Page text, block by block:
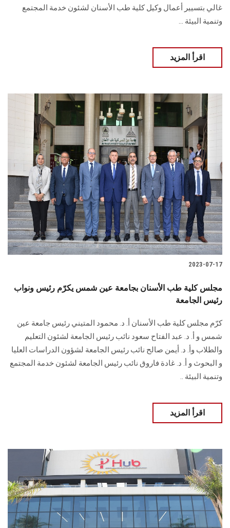
سجل الان
غالي بتسيير أعمال وكيل كلية طب الأسنان لشئون خدمة المجتمع
وتنمية البيئة ...
اقرأ المزيد
2023-07-17
مجلس كلية طب الأسنان بجامعة عين شمس يكرّم رئيس ونواب
رئيس الجامعة
كرّم مجلس كلية طب الأسنان أ. د. محمود المتيني رئيس جامعة عين
شمس و أ. د. عبد الفتاح سعود نائب رئيس الجامعة لشئون التعليم
والطلاب وأ. د. أيمن صالح نائب رئيس الجامعة لشؤون الدراسات العليا
و البحوث و أ. د. غادة فاروق نائب رئيس الجامعة لشئون خدمة المجتمع
وتنمية البيئة ..
اقرأ المزيد